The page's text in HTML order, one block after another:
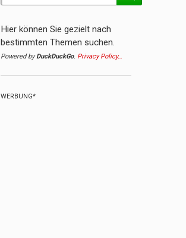
Hier können Sie gezielt nach
bestimmten Themen suchen.
Powered byDuckDuckGo. Privacy Policy…
WERBUNG*